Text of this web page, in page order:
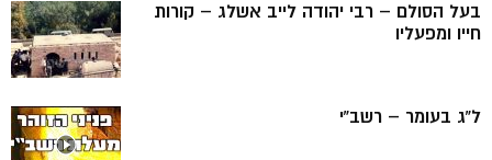
בעל הסולם – רבי יהודה לייב אשלג – קורות
חייו ומפעליו
ל”ג בעומר – רשב”י